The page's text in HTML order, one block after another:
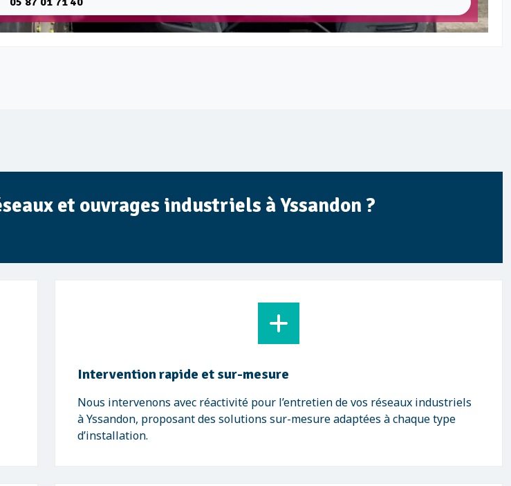
et ouvrages industriels à Yssandon ?
Intervention rapide et sur-mesure
Nous intervenons avec réactivité pour l’entretien de vos réseaux industriels
à Yssandon, proposant des solutions sur-mesure adaptées à chaque type
d’installation.